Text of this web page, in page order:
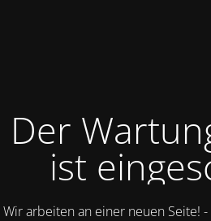
Der
ist
Wir arbeiten an einer neuen Seite! -